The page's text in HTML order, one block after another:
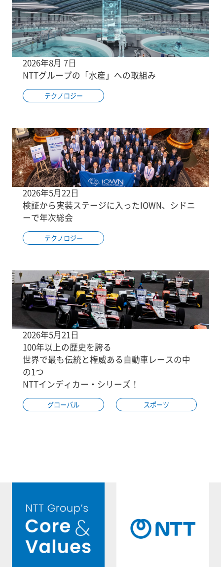
2026年8月 7日
NTTグループの「水産」への取組み
テクノロジー
2026年5月22日
検証から実装ステージに入ったIOWN、シドニ
ーで年次総会
テクノロジー
2026年5月21日
100年以上の歴史を誇る
世界で最も伝統と権威ある自動車レースの中
の1つ
NTTインディカー・シリーズ！
グローバル スポーツ